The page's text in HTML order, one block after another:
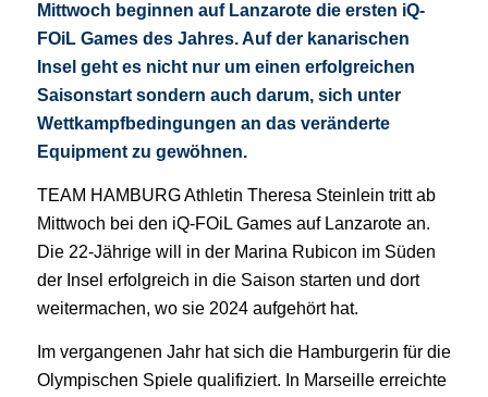
Mittwoch beginnen auf Lanzarote die ersten iQ-
FOiL Games des Jahres. Auf der kanarischen
Insel geht es nicht nur um einen erfolgreichen
Saisonstart sondern auch darum, sich unter
Wettkampfbedingungen an das veränderte
Equipment zu gewöhnen.
TEAM HAMBURG Athletin Theresa Steinlein tritt ab
Mittwoch bei den iQ-FOiL Games auf Lanzarote an.
Die 22-Jährige will in der Marina Rubicon im Süden
der Insel erfolgreich in die Saison starten und dort
weitermachen, wo sie 2024 aufgehört hat.
Im vergangenen Jahr hat sich die Hamburgerin für die
Olympischen Spiele qualifiziert. In Marseille erreichte